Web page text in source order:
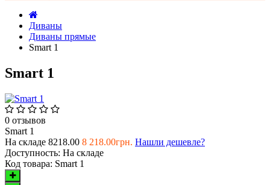
Диваны
Диваны прямые
Smart 1
Smart 1
0 отзывов
Smart 1
На складе 8218.00 8 218.00грн. Нашли дешевле?
Доступность: На складе
Код товара: Smart 1